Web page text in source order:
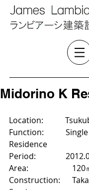
Midorino K
Location:
Function:
Residence
Period:
Area:     　　　　 120
Construction: 　